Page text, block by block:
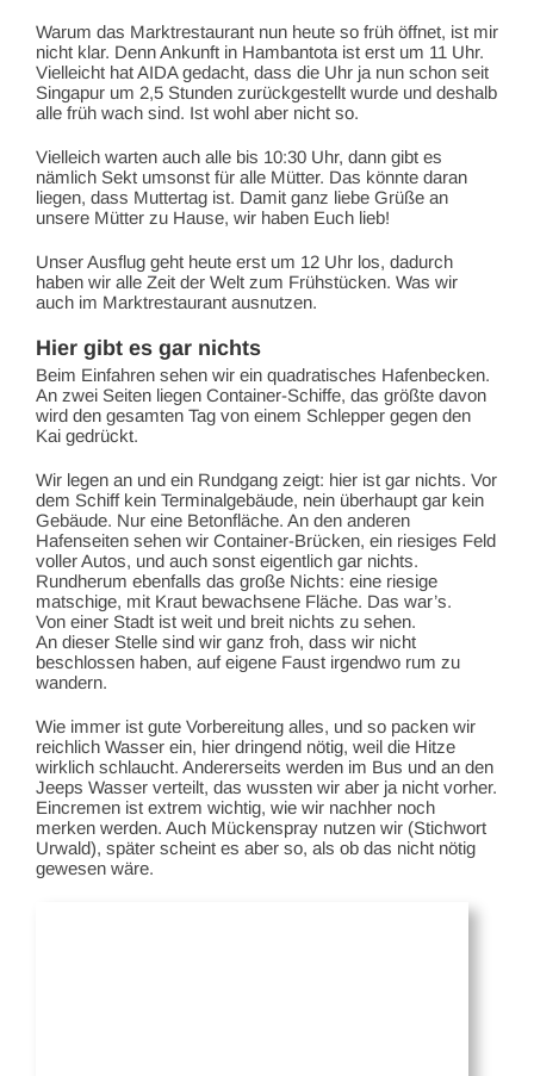
Warum das Marktrestaurant nun heute so früh öffnet, ist mir
nicht klar. Denn Ankunft in Hambantota ist erst um 11 Uhr.
Vielleicht hat AIDA gedacht, dass die Uhr ja nun schon seit
Singapur um 2,5 Stunden zurückgestellt wurde und deshalb
alle früh wach sind. Ist wohl aber nicht so.
Vielleich warten auch alle bis 10:30 Uhr, dann gibt es
nämlich Sekt umsonst für alle Mütter. Das könnte daran
liegen, dass Muttertag ist. Damit ganz liebe Grüße an
unsere Mütter zu Hause, wir haben Euch lieb!
Unser Ausflug geht heute erst um 12 Uhr los, dadurch
haben wir alle Zeit der Welt zum Frühstücken. Was wir
auch im Marktrestaurant ausnutzen.
Hier gibt es gar nichts
Beim Einfahren sehen wir ein quadratisches Hafenbecken.
An zwei Seiten liegen Container-Schiffe, das größte davon
wird den gesamten Tag von einem Schlepper gegen den
Kai gedrückt.
Wir legen an und ein Rundgang zeigt: hier ist gar nichts. Vor
dem Schiff kein Terminalgebäude, nein überhaupt gar kein
Gebäude. Nur eine Betonfläche. An den anderen
Hafenseiten sehen wir Container-Brücken, ein riesiges Feld
voller Autos, und auch sonst eigentlich gar nichts.
Rundherum ebenfalls das große Nichts: eine riesige
matschige, mit Kraut bewachsene Fläche. Das war’s.
Von einer Stadt ist weit und breit nichts zu sehen.
An dieser Stelle sind wir ganz froh, dass wir nicht
beschlossen haben, auf eigene Faust irgendwo rum zu
wandern.
Wie immer ist gute Vorbereitung alles, und so packen wir
reichlich Wasser ein, hier dringend nötig, weil die Hitze
wirklich schlaucht. Andererseits werden im Bus und an den
Jeeps Wasser verteilt, das wussten wir aber ja nicht vorher.
Eincremen ist extrem wichtig, wie wir nachher noch
merken werden. Auch Mückenspray nutzen wir (Stichwort
Urwald), später scheint es aber so, als ob das nicht nötig
gewesen wäre.